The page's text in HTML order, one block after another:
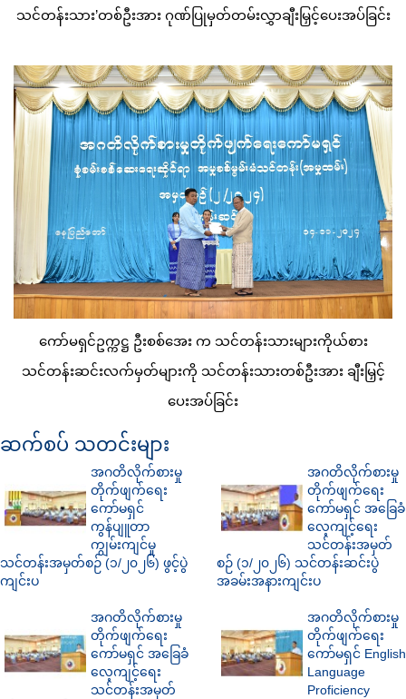
သင်တန်းသား’တစ်ဦးအား ဂုဏ်ပြုမှတ်တမ်းလွှာချီးမြှင့်ပေးအပ်ခြင်း
ကော်မရှင်ဥက္ကဋ္ဌ ဦးစစ်အေး က သင်တန်းသားများကိုယ်စား
သင်တန်းဆင်းလက်မှတ်များကို သင်တန်းသားတစ်ဦးအား ချီးမြှင့်
ပေးအပ်ခြင်း
ဆက်စပ် သတင်းများ
အဂတိလိုက်စားမှု
တိုက်ဖျက်ရေး
ကော်မရှင်
ကွန်ပျူတာ
ကျွမ်းကျင်မှု
သင်တန်းအမှတ်စဉ် (၁/၂၀၂၆) ဖွင့်ပွဲ
ကျင်းပ
အဂတိလိုက်စားမှု
တိုက်ဖျက်ရေး
ကော်မရှင် အခြေခံ
လေ့ကျင့်ရေး
သင်တန်းအမှတ်
စဉ် (၁/၂၀၂၆) သင်တန်းဆင်းပွဲ
အခမ်းအနားကျင်းပ
အဂတိလိုက်စားမှု
တိုက်ဖျက်ရေး
ကော်မရှင် အခြေခံ
လေ့ကျင့်ရေး
သင်တန်းအမှတ်
အဂတိလိုက်စားမှု
တိုက်ဖျက်ရေး
ကော်မရှင် English
Language
Proficiency